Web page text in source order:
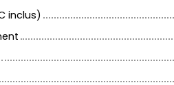
inclus)